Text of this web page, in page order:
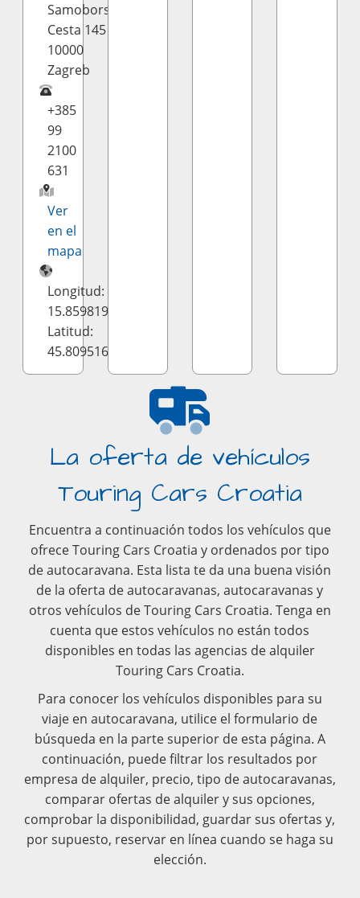
Samoborska
Cesta 145 H
10000
Zagreb
+385
99
2100
631
Ver
en el
mapa
Longitud:
15.859819
Latitud:
45.809516
La oferta de vehículos
Touring Cars Croatia
Encuentra a continuación todos los vehículos que
ofrece Touring Cars Croatia y ordenados por tipo
de autocaravana. Esta lista te da una buena visión
de la oferta de autocaravanas, autocaravanas y
otros vehículos de Touring Cars Croatia. Tenga en
cuenta que estos vehículos no están todos
disponibles en todas las agencias de alquiler
Touring Cars Croatia.
Para conocer los vehículos disponibles para su
viaje en autocaravana, utilice el formulario de
búsqueda en la parte superior de esta página. A
continuación, puede filtrar los resultados por
empresa de alquiler, precio, tipo de autocaravanas,
comparar ofertas de alquiler y sus opciones,
comprobar la disponibilidad, guardar sus ofertas y,
por supuesto, reservar en línea cuando se haga su
elección.